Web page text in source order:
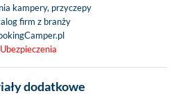
kampery, przyczepy
firm z branży
Ubezpieczenia
dodatkowe